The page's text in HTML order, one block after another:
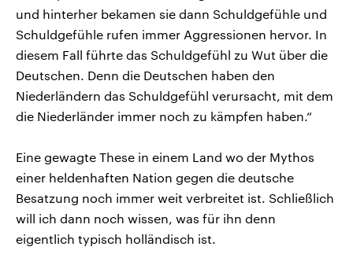
und hinterher bekamen sie dann Schuldgefühle und
Schuldgefühle rufen immer Aggressionen hervor. In
diesem Fall führte das Schuldgefühl zu Wut über die
Deutschen. Denn die Deutschen haben den
Niederländern das Schuldgefühl verursacht, mit dem
die Niederländer immer noch zu kämpfen haben.“
Eine gewagte These in einem Land wo der Mythos
einer heldenhaften Nation gegen die deutsche
Besatzung noch immer weit verbreitet ist. Schließlich
will ich dann noch wissen, was für ihn denn
eigentlich typisch holländisch ist.